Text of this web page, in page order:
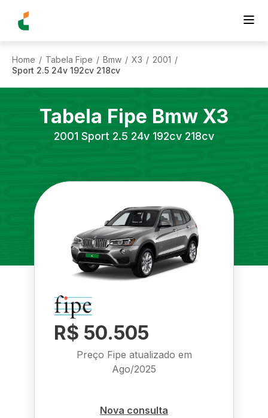
Home / Tabela Fipe / Bmw / X3 / 2001 /
Sport 2.5 24v 192cv 218cv
Tabela Fipe Bmw X3
2001 Sport 2.5 24v 192cv 218cv
R$ 50.505
Preço Fipe atualizado em
Ago/2025
Nova consulta